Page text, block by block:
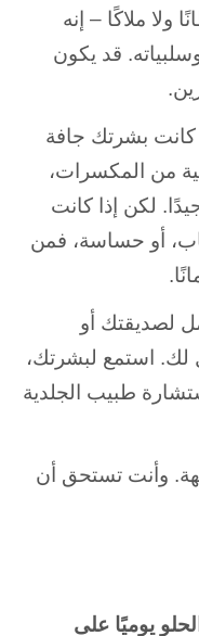
ولا ملاكًا – إنه
قد يكون
كانت بشرتك جافة
من المكسرات،
لكن إذا كانت
أو حساسة، فمن
لصديقتك أو
لك. استمع لبشرتك،
طبيب الجلدية
وأنت تستحق أن
يوميًا على